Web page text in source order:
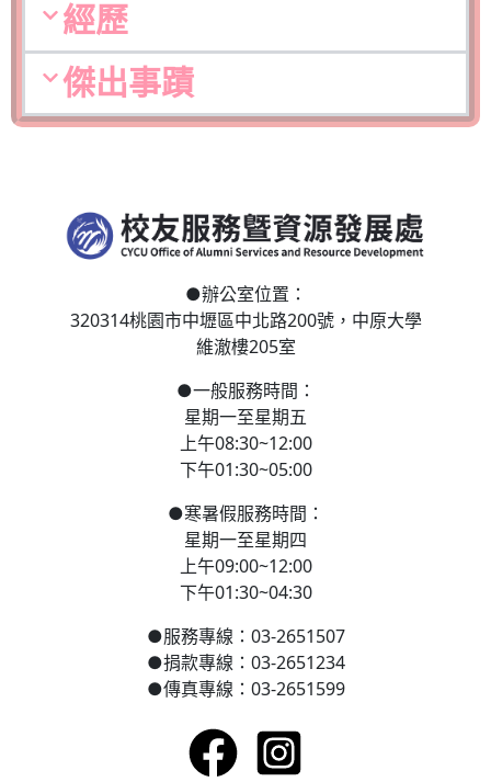
經歷
傑出事蹟
●辦公室位置：
320314桃園市中壢區中北路200號， 中原大學
維澈樓205室
●一般服務時間：
星期一至星期五
上午08:30~12:00
下午01:30~05:00
●寒暑假服務時間：
星期一至星期四
上午09:00~12:00
下午01:30~04:30
●服務專線：03-2651507
●捐款專線：03-2651234
●傳真專線：03-2651599